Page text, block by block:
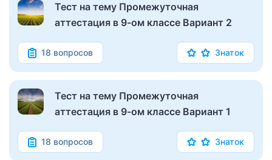
Тест на тему Промежуточная
аттестация в 9-ом классе Вариант 2
18 вопросов Знаток
Тест на тему Промежуточная
аттестация в 9-ом классе Вариант 1
18 вопросов Знаток